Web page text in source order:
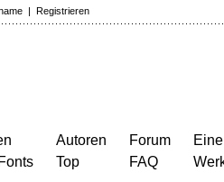
| Registrieren
Autoren
Top
Forum
FAQ